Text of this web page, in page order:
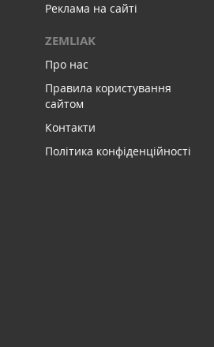
Реклама на сайті
ZEMLIAK
Про нас
Правила користування
сайтом
Контакти
Політика конфіденційності